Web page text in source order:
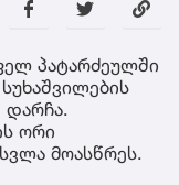
პატარძეულში
დარჩა.
ორი
მოასწრეს.